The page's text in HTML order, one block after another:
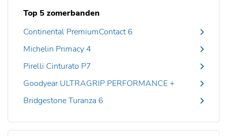
Top 5 zomerbanden
Continental PremiumContact 6
Michelin Primacy 4
Pirelli Cinturato P7
Goodyear ULTRAGRIP PERFORMANCE +
Bridgestone Turanza 6